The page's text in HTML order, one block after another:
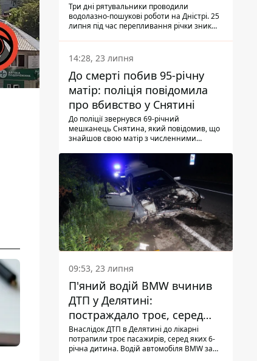
Три дні рятувальники проводили
водолазно-пошукові роботи на Дністрі. 25
липня під час перепливання річки зник
виявили тіло.
14:28, 23 липня
До смерті побив 95-річну
матір: поліція повідомила
про вбивство у Снятині
До поліції звернувся 69-річний
мешканець Снятина, який повідомив, що
знайшов свою матір з численними
з'ясували правоохоронці, ці травми жінці
наніс її син.
09:53, 23 липня
П'яний водій BMW вчинив
ДТП у Делятині:
постраждало троє, серед
них - дитина
Внаслідок ДТП в Делятині до лікарні
потрапили троє пасажирів, серед яких 6-
річна дитина. Водій автомобіля BMW за